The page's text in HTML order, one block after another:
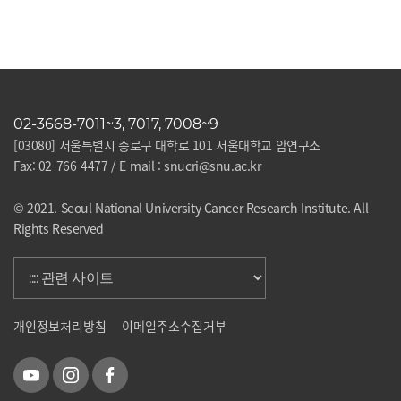
02-3668-7011~3, 7017, 7008~9
[03080] 서울특별시 종로구 대학로 101 서울대학교 암연구소
Fax: 02-766-4477 / E-mail : snucri@snu.ac.kr
© 2021. Seoul National University Cancer Research Institute. All
Rights Reserved
개인정보처리방침 이메일주소수집거부